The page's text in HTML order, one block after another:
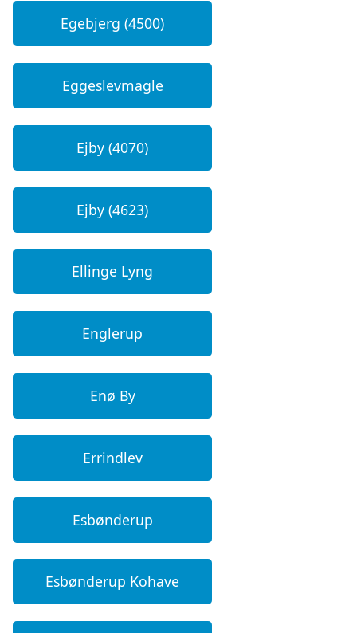
Egebjerg (4500)
Eggeslevmagle
Ejby (4070)
Ejby (4623)
Ellinge Lyng
Englerup
Enø By
Errindlev
Esbønderup
Esbønderup Kohave